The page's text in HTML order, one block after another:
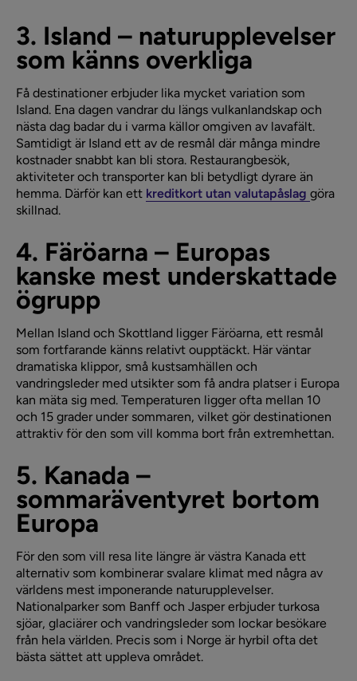
3. Island – naturupplevelser
som känns overkliga
Få destinationer erbjuder lika mycket variation som
Island. Ena dagen vandrar du längs vulkanlandskap och
nästa dag badar du i varma källor omgiven av lavafält.
Samtidigt är Island ett av de resmål där många mindre
kostnader snabbt kan bli stora. Restaurangbesök,
aktiviteter och transporter kan bli betydligt dyrare än
hemma. Därför kan ett kreditkort utan valutapåslag göra
skillnad.
4. Färöarna – Europas
kanske mest underskattade
ögrupp
Mellan Island och Skottland ligger Färöarna, ett resmål
som fortfarande känns relativt oupptäckt. Här väntar
dramatiska klippor, små kustsamhällen och
vandringsleder med utsikter som få andra platser i Europa
kan mäta sig med. Temperaturen ligger ofta mellan 10
och 15 grader under sommaren, vilket gör destinationen
attraktiv för den som vill komma bort från extremhettan.
5. Kanada –
sommaräventyret bortom
Europa
För den som vill resa lite längre är västra Kanada ett
alternativ som kombinerar svalare klimat med några av
världens mest imponerande naturupplevelser.
Nationalparker som Banff och Jasper erbjuder turkosa
sjöar, glaciärer och vandringsleder som lockar besökare
från hela världen. Precis som i Norge är hyrbil ofta det
bästa sättet att uppleva området.